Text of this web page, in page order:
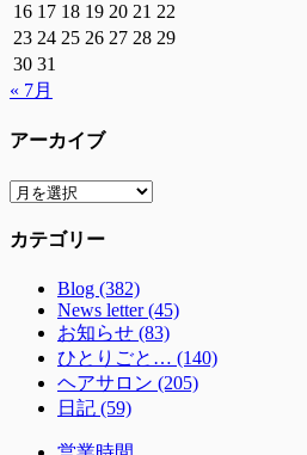
16 17 18 19 20 21 22
23 24 25 26 27 28 29
30 31
« 7月
アーカイブ
ア
カ
カテゴリー
Blog (382)
News letter (45)
お知らせ (83)
ひとりごと… (140)
ヘアサロン (205)
日記 (59)